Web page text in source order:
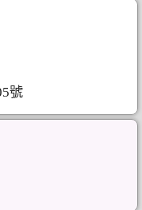
號